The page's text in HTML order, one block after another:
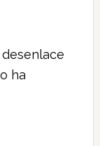
ha